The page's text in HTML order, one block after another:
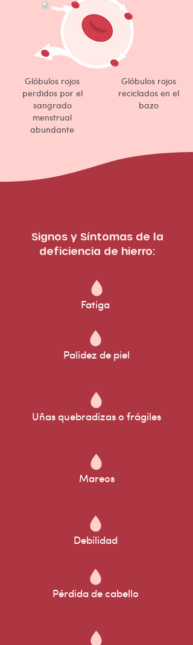
Glóbulos rojos
perdidos por el
sangrado
menstrual
abundante
Glóbulos rojos
reciclados en el
bazo
Signos y Síntomas de la
deficiencia de hierro:
Fatiga
Palidez de piel
Uñas quebradizas o frágiles
Mareos
Debilidad
Pérdida de cabello